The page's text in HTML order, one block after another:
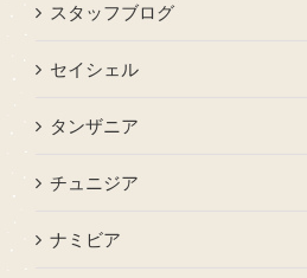
スタッフブログ
セイシェル
タンザニア
チュニジア
ナミビア